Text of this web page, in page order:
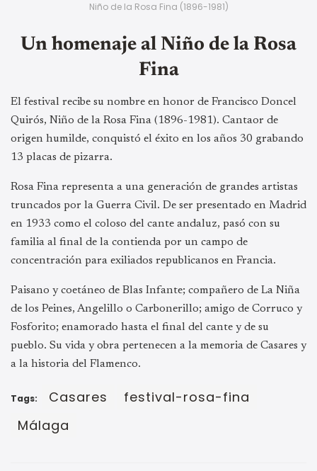
Niño de la Rosa Fina (1896-1981)
Un homenaje al Niño de la Rosa
Fina
El festival recibe su nombre en honor de Francisco Doncel
Quirós, Niño de la Rosa Fina (1896-1981). Cantaor de
origen humilde, conquistó el éxito en los años 30 grabando
13 placas de pizarra.
Rosa Fina representa a una generación de grandes artistas
truncados por la Guerra Civil. De ser presentado en Madrid
en 1933 como el coloso del cante andaluz, pasó con su
familia al final de la contienda por un campo de
concentración para exiliados republicanos en Francia.
Paisano y coetáneo de Blas Infante; compañero de La Niña
de los Peines, Angelillo o Carbonerillo; amigo de Corruco y
Fosforito; enamorado hasta el final del cante y de su
pueblo. Su vida y obra pertenecen a la memoria de Casares y
a la historia del Flamenco.
Tags: Casares
festival-rosa-fina
Málaga